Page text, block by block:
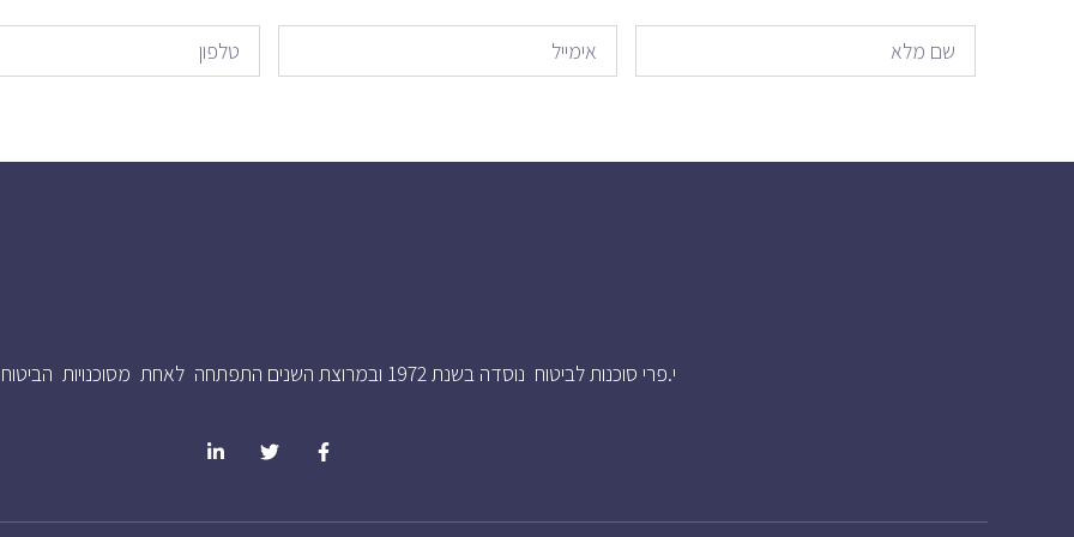
י.פרי סוכנות לביטוח נוסדה בשנת 1972 ובמרוצת השנים התפתחה לאחת מסוכנויות הביטוח המוכרות בישראל.